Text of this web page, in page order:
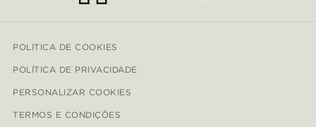
POLITICA DE COOKIES
POLÍTICA DE PRIVACIDADE
PERSONALIZAR COOKIES
TERMOS E CONDIÇÕES